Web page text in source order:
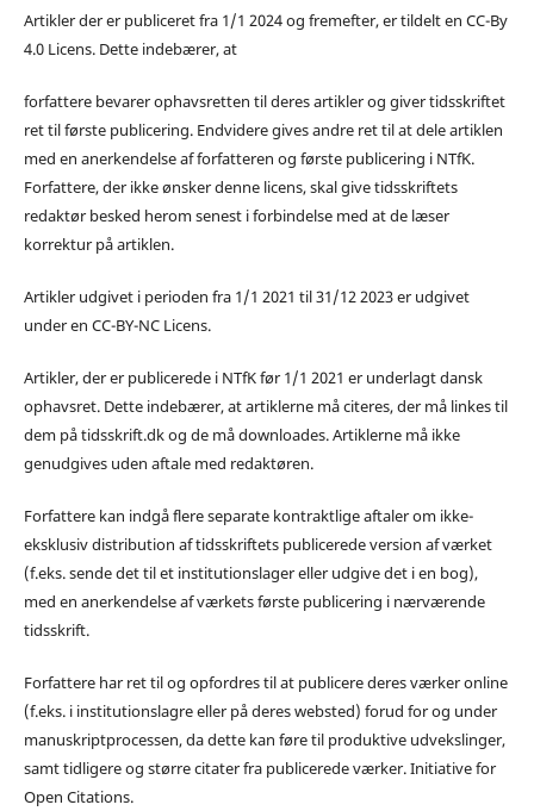
Artikler der er publiceret fra 1/1 2024 og fremefter, er tildelt en CC-By
4.0 Licens. Dette indebærer, at
forfattere bevarer ophavsretten til deres artikler og giver tidsskriftet
ret til første publicering. Endvidere gives andre ret til at dele artiklen
med en anerkendelse af forfatteren og første publicering i NTfK.
Forfattere, der ikke ønsker denne licens, skal give tidsskriftets
redaktør besked herom senest i forbindelse med at de læser
korrektur på artiklen.
Artikler udgivet i perioden fra 1/1 2021 til 31/12 2023 er udgivet
under en CC-BY-NC Licens.
Artikler, der er publicerede i NTfK før 1/1 2021 er underlagt dansk
ophavsret. Dette indebærer, at artiklerne må citeres, der må linkes til
dem på tidsskrift.dk og de må downloades. Artiklerne må ikke
genudgives uden aftale med redaktøren.
Forfattere kan indgå flere separate kontraktlige aftaler om ikke-
eksklusiv distribution af tidsskriftets publicerede version af værket
(f.eks. sende det til et institutionslager eller udgive det i en bog),
med en anerkendelse af værkets første publicering i nærværende
tidsskrift.
Forfattere har ret til og opfordres til at publicere deres værker online
(f.eks. i institutionslagre eller på deres websted) forud for og under
manuskriptprocessen, da dette kan føre til produktive udvekslinger,
samt tidligere og større citater fra publicerede værker. Initiative for
Open Citations.